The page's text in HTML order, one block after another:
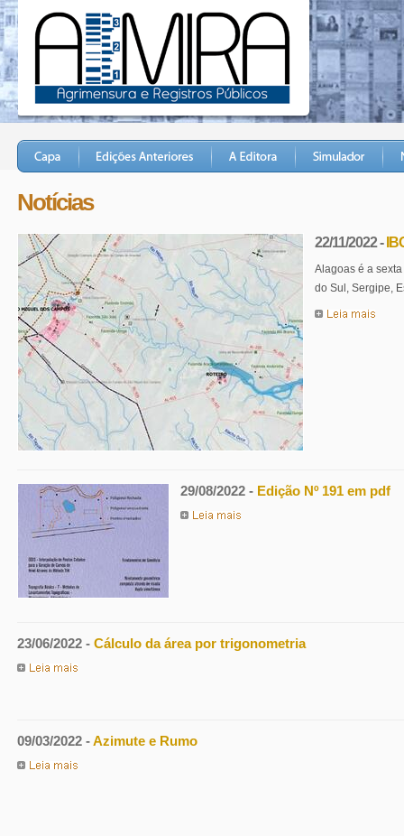
Notícias
22/11/2022 -
do Sul, Sergipe,
29/08/2022 - Edição Nº 191 em pdf
23/06/2022 - Cálculo da área por trigonometria
09/03/2022 -Azimute e Rumo